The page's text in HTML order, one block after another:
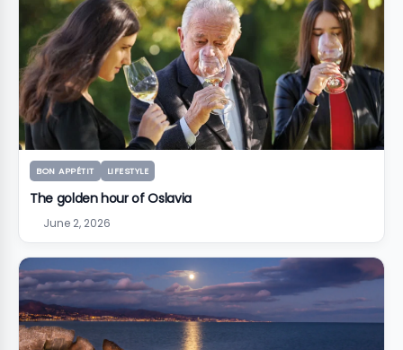
BON APPÉTIT LIFESTYLE
The golden hour of Oslavia
June 2, 2026